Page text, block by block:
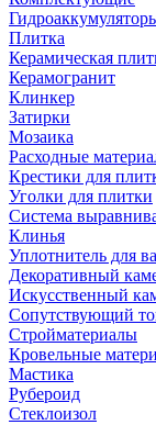
Плитка
Керамическая
Керамогранит
Клинкер
Затирки
Мозаика
Расходные
Крестики для
Уголки для плитки
Система
Клинья
Уплотнитель для
Декоративный
Искусственный
Сопутствующий
Стройматериалы
Кровельные
Мастика
Рубероид
Стеклоизол